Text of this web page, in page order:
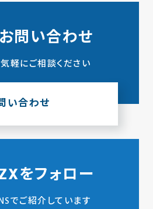
問い合わせ
軽にご相談ください
い合わせ
をフォロー
でご紹介しています